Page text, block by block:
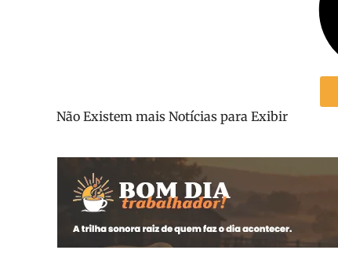
Não Existem mais Notícias para Exibir